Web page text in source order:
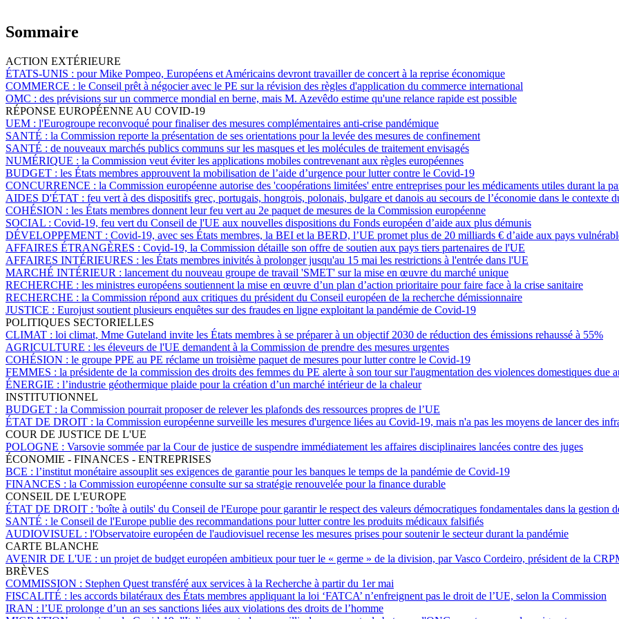
Sommaire
ACTION EXTÉRIEURE
ÉTATS-UNIS : pour Mike Pompeo, Européens et Américains devront travailler de concert à la reprise économique
COMMERCE : le Conseil prêt à négocier avec le PE sur la révision des règles d'application du commerce international
OMC : des prévisions sur un commerce mondial en berne, mais M. Azevêdo estime qu'une relance rapide est possible
RÉPONSE EUROPÉENNE AU COVID-19
UEM : l'Eurogroupe reconvoqué pour finaliser des mesures complémentaires anti-crise pandémique
SANTÉ : la Commission reporte la présentation de ses orientations pour la levée des mesures de confinement
SANTÉ : de nouveaux marchés publics communs sur les masques et les molécules de traitement envisagés
NUMÉRIQUE : la Commission veut éviter les applications mobiles contrevenant aux règles européennes
BUDGET : les États membres approuvent la mobilisation de l’aide d’urgence pour lutter contre le Covid-19
CONCURRENCE : la Commission européenne autorise des 'coopérations limitées' entre entreprises pour les médicaments utiles durant la
AIDES D'ÉTAT : feu vert à des dispositifs grec, portugais, hongrois, polonais, bulgare et danois au secours de l’économie dans le contexte
COHÉSION : les États membres donnent leur feu vert au 2e paquet de mesures de la Commission européenne
SOCIAL : Covid-19, feu vert du Conseil de l'UE aux nouvelles dispositions du Fonds européen d’aide aux plus démunis
DÉVELOPPEMENT : Covid-19, avec ses États membres, la BEI et la BERD, l’UE promet plus de 20 milliards € d’aide aux pays
AFFAIRES ÉTRANGÈRES : Covid-19, la Commission détaille son offre de soutien aux pays tiers partenaires de l'UE
AFFAIRES INTÉRIEURES : les États membres inivités à prolonger jusqu'au 15 mai les restrictions à l'entrée dans l'UE
MARCHÉ INTÉRIEUR : lancement du nouveau groupe de travail 'SMET' sur la mise en œuvre du marché unique
RECHERCHE : les ministres européens soutiennent la mise en œuvre d’un plan d’action prioritaire pour faire face à la crise sanitaire
RECHERCHE : la Commission répond aux critiques du président du Conseil européen de la recherche démissionnaire
JUSTICE : Eurojust soutient plusieurs enquêtes sur des fraudes en ligne exploitant la pandémie de Covid-19
POLITIQUES SECTORIELLES
CLIMAT : loi climat, Mme Guteland invite les États membres à se préparer à un objectif 2030 de réduction des émissions rehaussé à 55%
AGRICULTURE : les éleveurs de l'UE demandent à la Commission de prendre des mesures urgentes
COHÉSION : le groupe PPE au PE réclame un troisième paquet de mesures pour lutter contre le Covid-19
FEMMES : la présidente de la commission des droits des femmes du PE alerte à son tour sur l'augmentation des violences domestiques due
ÉNERGIE : l’industrie géothermique plaide pour la création d’un marché intérieur de la chaleur
INSTITUTIONNEL
BUDGET : la Commission pourrait proposer de relever les plafonds des ressources propres de l’UE
ÉTAT DE DROIT : la Commission européenne surveille les mesures d'urgence liées au Covid-19, mais n'a pas les moyens de lancer des
COUR DE JUSTICE DE L'UE
POLOGNE : Varsovie sommée par la Cour de justice de suspendre immédiatement les affaires disciplinaires lancées contre des juges
ÉCONOMIE - FINANCES - ENTREPRISES
BCE : l’institut monétaire assouplit ses exigences de garantie pour les banques le temps de la pandémie de Covid-19
FINANCES : la Commission européenne consulte sur sa stratégie renouvelée pour la finance durable
CONSEIL DE L'EUROPE
ÉTAT DE DROIT : 'boîte à outils' du Conseil de l'Europe pour garantir le respect des valeurs démocratiques fondamentales dans la gestion
SANTÉ : le Conseil de l'Europe publie des recommandations pour lutter contre les produits médicaux falsifiés
AUDIOVISUEL : l'Observatoire européen de l'audiovisuel recense les mesures prises pour soutenir le secteur durant la pandémie
CARTE BLANCHE
AVENIR DE L'UE : un projet de budget européen ambitieux pour tuer le « germe » de la division, par Vasco Cordeiro, président de la
BRÈVES
COMMISSION : Stephen Quest transféré aux services à la Recherche à partir du 1er mai
FISCALITÉ : les accords bilatéraux des États membres appliquant la loi ‘FATCA’ n’enfreignent pas le droit de l’UE, selon la Commission
IRAN : l’UE prolonge d’un an ses sanctions liées aux violations des droits de l’homme